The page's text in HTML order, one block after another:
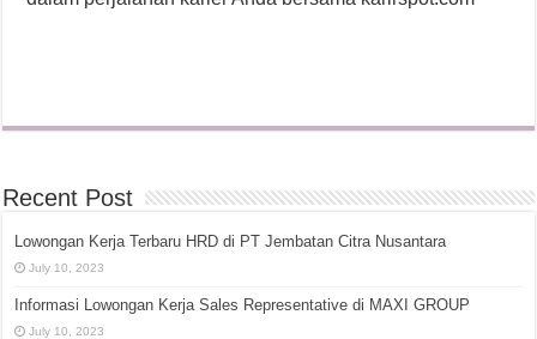
Recent Post
Lowongan Kerja Terbaru HRD di PT Jembatan Citra Nusantara
July 10, 2023
Informasi Lowongan Kerja Sales Representative di MAXI GROUP
July 10, 2023